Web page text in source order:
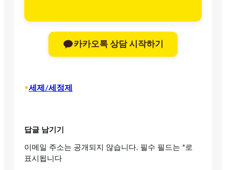
카카오톡 상담 시작하기
•세제/세정제
답글 남기기
이메일 주소는 공개되지 않습니다. 필수 필드는 *로
표시됩니다